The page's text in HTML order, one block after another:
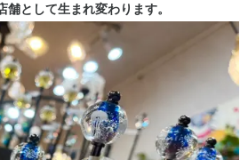
として生まれ変わります。